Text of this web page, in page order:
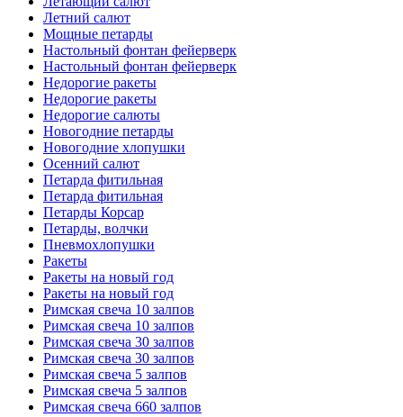
Летний салют
Мощные петарды
Настольный фонтан фейерверк
Настольный фонтан фейерверк
Недорогие ракеты
Недорогие ракеты
Недорогие салюты
Новогодние петарды
Новогодние хлопушки
Осенний салют
Петарда фитильная
Петарда фитильная
Петарды Корсар
Петарды, волчки
Пневмохлопушки
Ракеты
Ракеты на новый год
Ракеты на новый год
Римская свеча 10 залпов
Римская свеча 10 залпов
Римская свеча 30 залпов
Римская свеча 30 залпов
Римская свеча 5 залпов
Римская свеча 5 залпов
Римская свеча 660 залпов